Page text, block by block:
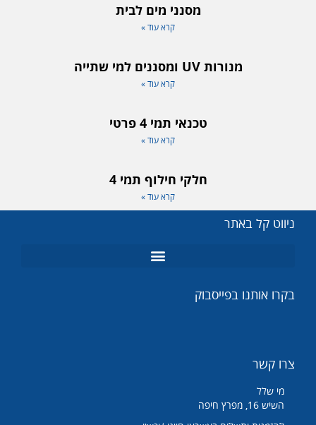
מסנני מים לבית
קרא עוד »
מנורות UV ומסננים למי שתייה
קרא עוד »
טכנאי תמי 4 פרטי
קרא עוד »
חלקי חילוף תמי 4
קרא עוד »
ניווט קל באתר
בקרו אותנו בפייסבוק
צרו קשר
מי שלל
השיש 16, מפרץ חיפה